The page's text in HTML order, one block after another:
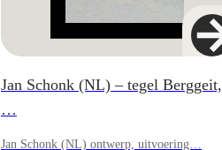
Jan Schonk (NL) – tegel Berggeit,
…
Jan Schonk (NL) ontwerp, uitvoering…